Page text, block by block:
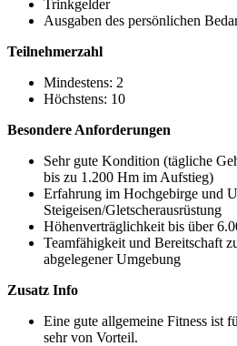
Trinkgelder
Ausgaben des persönlichen
Teilnehmerzahl
Mindestens: 2
Höchstens: 10
Besondere Anforderungen
Sehr gute Kondition (tägliche
bis zu 1.200 Hm im Aufstieg)
Erfahrung im Hochgebirge und
Steigeisen/Gletscherausrüstung
Höhenverträglichkeit bis über
Teamfähigkeit und Bereitschaft
abgelegener Umgebung
Zusatz Info
Eine gute allgemeine Fitness ist
sehr von Vorteil.